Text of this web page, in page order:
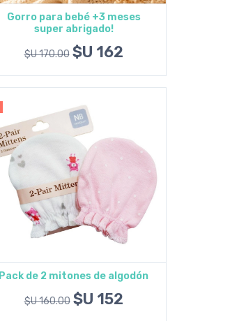
Agregar al carrito
Gorro para bebé +3 meses
super abrigado!
$U 170.00 $U 162
Agregar al carrito
Pack de 2 mitones de algodón
$U 160.00 $U 152